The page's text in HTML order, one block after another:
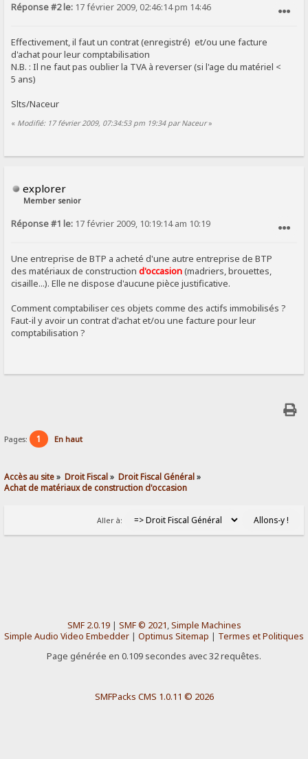
Réponse #2 le: 17 février 2009, 02:46:14 pm 14:46
Effectivement, il faut un contrat (enregistré) et/ou une facture
d'achat pour leur comptabilisation
N.B. : Il ne faut pas oublier la TVA à reverser (si l'age du matériel <
5 ans)
Slts/Naceur
« Modifié: 17 février 2009, 07:34:53 pm 19:34 par Naceur»
explorer
Member senior
Réponse #1 le: 17 février 2009, 10:19:14 am 10:19
Une entreprise de BTP a acheté d'une autre entreprise de BTP
des matériaux de constructiond'occasion(madriers, brouettes,
cisaille...). Elle ne dispose d'aucune pièce justificative.
Comment comptabiliser ces objets comme des actifs immobilisés ?
Faut-il y avoir un contrat d'achat et/ou une facture pour leur
comptabilisation ?
Pages: 1 En haut
Accès au site» Droit Fiscal» Droit Fiscal Général»
Achat de matériaux de construction d'occasion
Aller à:
SMF 2.0.19| SMF © 2021,Simple Machines
Simple Audio Video Embedder | Optimus Sitemap | Termes et Politiques
Page générée en 0.109 secondes avec 32 requêtes.
SMFPacks CMS 1.0.11 © 2026